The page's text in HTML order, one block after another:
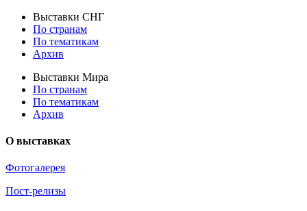
Выставки СНГ
По странам
По тематикам
Архив
Выставки Мира
По странам
По тематикам
Архив
О выставках
Фотогалерея
Пост-релизы